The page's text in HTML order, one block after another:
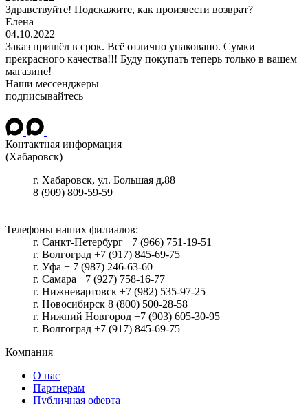
Здравствуйте! Подскажите, как произвести возврат?
Елена
04.10.2022
Заказ пришёл в срок. Всё отлично упаковано. Сумки
прекрасного качества!!! Буду покупать теперь только в вашем
магазине!
Наши мессенджеры
подписывайтесь
Контактная информация
(Хабаровск)
г. Хабаровск, ул. Большая д.88
8 (909) 809-59-59
Телефоны наших филиалов:
г. Санкт-Петербург +7 (966) 751-19-51
г. Волгоград +7 (917) 845-69-75
г. Уфа + 7 (987) 246-63-60
г. Самара +7 (927) 758-16-77
г. Нижневартовск +7 (982) 535-97-25
г. Новосибирск 8 (800) 500-28-58
г. Нижний Новгород +7 (903) 605-30-95
г. Волгоград +7 (917) 845-69-75
Компания
О нас
Партнерам
Публичная оферта